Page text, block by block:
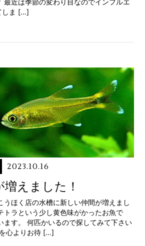
最近は季節の変わり目なのでインフルエ
しま […]
2023.10.16
えました！
うほく店の水槽に新しい仲間が増えまし
トラという少し黄色味がかったお魚で
ます。 何匹かいるので探してみて下さい
心よりお待 […]